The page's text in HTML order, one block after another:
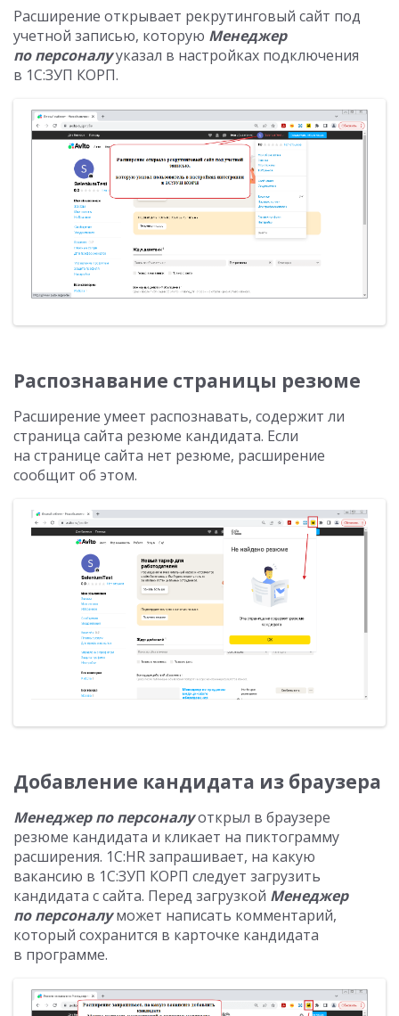
Расширение открывает рекрутинговый сайт под
учетной записью, которую Менеджер
по персоналууказал в настройках подключения
в 1С:ЗУП КОРП.
Распознавание страницы резюме
Расширение умеет распознавать, содержит ли
страница сайта резюме кандидата. Если
на странице сайта нет резюме, расширение
сообщит об этом.
Добавление кандидата из браузера
Менеджер по персоналуоткрыл в браузере
резюме кандидата и кликает на пиктограмму
расширения. 1С:HR запрашивает, на какую
вакансию в 1С:ЗУП КОРП следует загрузить
кандидата с сайта. Перед загрузкой Менеджер
по персоналуможет написать комментарий,
который сохранится в карточке кандидата
в программе.